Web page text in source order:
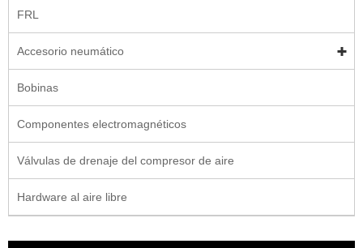
FRL
Accesorio neumático
Bobinas
Componentes electromagnéticos
Válvulas de drenaje del compresor de aire
Hardware al aire libre